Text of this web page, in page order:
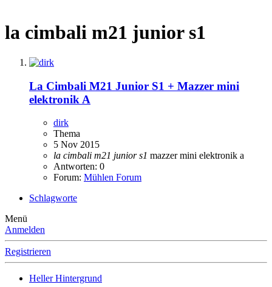
la cimbali m21 junior s1
La Cimbali M21 Junior S1 + Mazzer mini
elektronik A
dirk
Thema
5 Nov 2015
la cimbali m21 junior s1 mazzer mini elektronik a
Antworten: 0
Forum: Mühlen Forum
Schlagworte
Menü
Anmelden
Registrieren
Heller Hintergrund